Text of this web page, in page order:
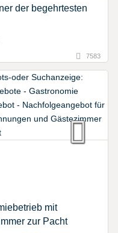
der begehrtesten
7583
mit
zur Pacht